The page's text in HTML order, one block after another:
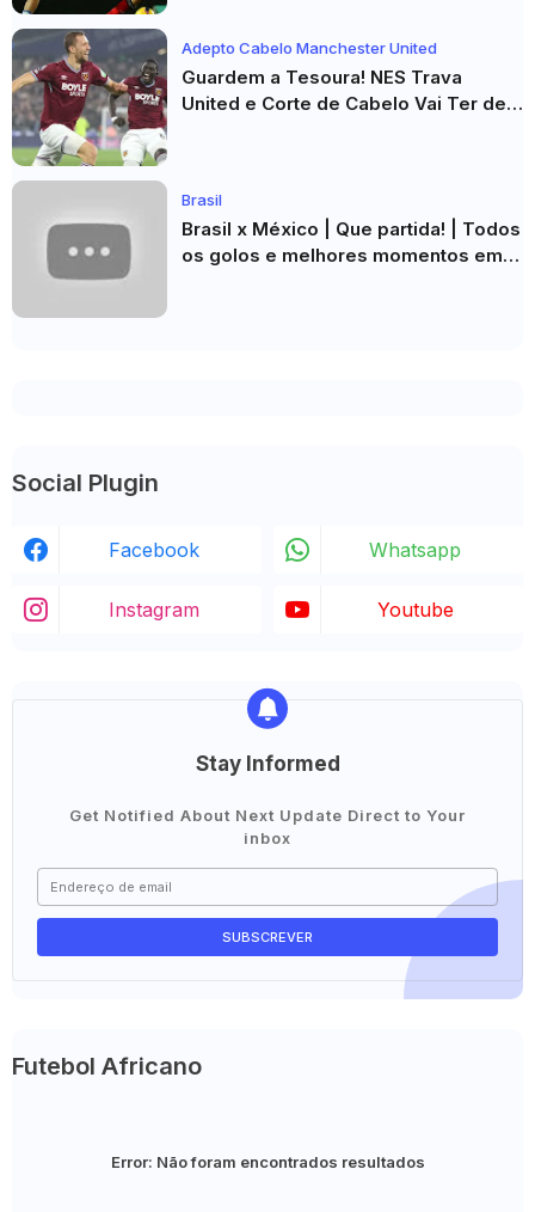
Adepto Cabelo Manchester United
Guardem a Tesoura! NES Trava
United e Corte de Cabelo Vai Ter de
Brasil
Brasil x México | Que partida! | Todos
os golos e melhores momentos em
Social Plugin
Facebook Whatsapp
Instagram Youtube
Stay Informed
Get Notified About Next Update Direct to Your
inbox
Futebol Africano
Error: Não foram encontrados resultados